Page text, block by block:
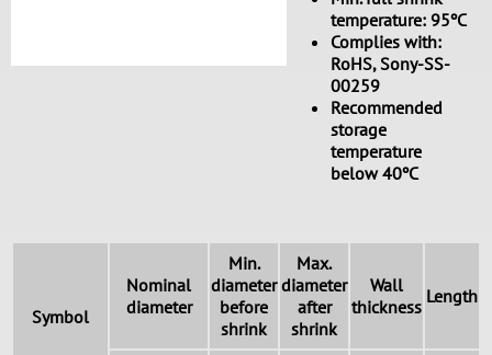
temperature: 95ºC
Complies with:
RoHS, Sony-SS-
00259
Recommended
storage
temperature
below 40ºC
Symbol
Nominal
diameter
Min.
diameter
before
shrink
Max.
diameter
after
shrink
Wall
thickness Length